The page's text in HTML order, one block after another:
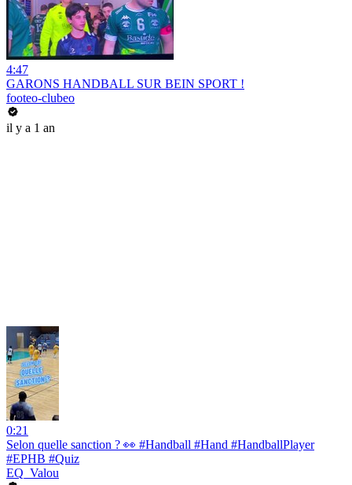
4:47
GARONS HANDBALL SUR BEIN SPORT !
footeo-clubeo
il y a 1 an
0:21
Selon quelle sanction ? 👀 #Handball #Hand #HandballPlayer
#EPHB #Quiz
EQ_Valou